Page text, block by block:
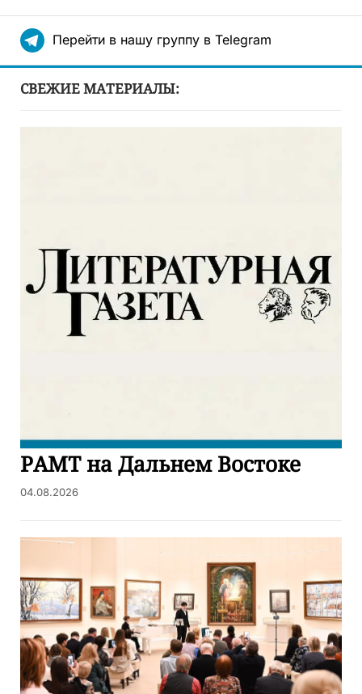
Перейти в нашу группу в Telegram
СВЕЖИЕ МАТЕРИАЛЫ:
РАМТ на Дальнем Востоке
04.08.2026